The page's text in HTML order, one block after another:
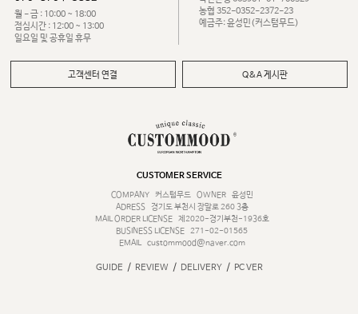
월 - 금 : 10:00 ~ 18:00
점심시간 : 12:00 ~ 13:00
일요일 및 공휴일 휴무
농협 352-0352-2372-23
예금주: 윤성민(커스텀무드)
고객센터 연결 Q&A 게시판
CUSTOMER SERVICE
COMPANY
커스텀무드 OWNER
윤성민
ADRESS
경기도 부천시 장말로 260 3층
MAIL ORDER LICENSE
제2020-경기부천-1936호
BUSINESS LICENSE 271-02-01565
EMAIL
custommood@naver.com
GUIDE / REVIEW / DELIVERY / PC VER